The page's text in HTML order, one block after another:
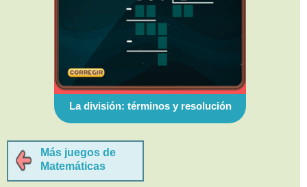
La división: términos y resolución
Más juegos de
Matemáticas